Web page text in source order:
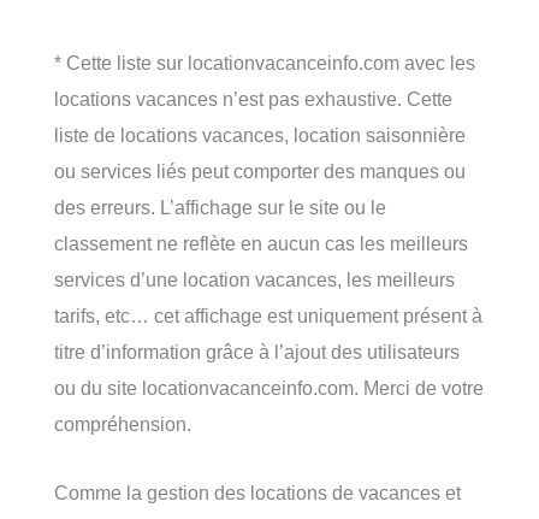
* Cette liste sur locationvacanceinfo.com avec les
locations vacances n’est pas exhaustive. Cette
liste de locations vacances, location saisonnière
ou services liés peut comporter des manques ou
des erreurs. L’affichage sur le site ou le
classement ne reflète en aucun cas les meilleurs
services d’une location vacances, les meilleurs
tarifs, etc… cet affichage est uniquement présent à
titre d’information grâce à l’ajout des utilisateurs
ou du site locationvacanceinfo.com. Merci de votre
compréhension.
Comme la gestion des locations de vacances et